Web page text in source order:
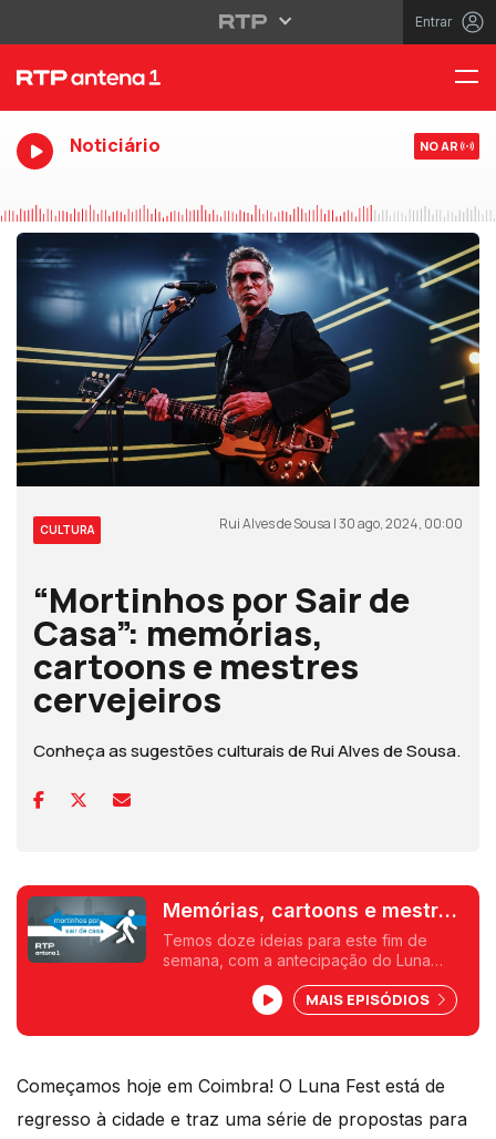
Entrar
Noticiário NO AR
CULTURA Rui Alves de Sousa | 30 ago, 2024, 00:00
“Mortinhos por Sair de
Casa”: memórias,
cartoons e mestres
cervejeiros
Conheça as sugestões culturais de Rui Alves de Sousa.
Memórias, cartoons e mestres
cervejeiros
Temos doze ideias para este fim de
semana, com a antecipação do Luna
Menoita, Azores Burning Summer, Vale
Beer Fest e Letra Harvest Fest, e mais!
MAIS EPISÓDIOS
Começamos hoje em Coimbra! O Luna Fest está de
regresso à cidade e traz uma série de propostas para